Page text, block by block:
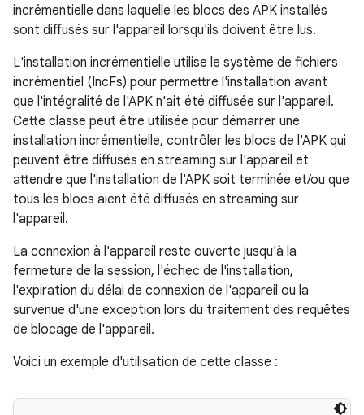
incrémentielle dans laquelle les blocs des APK installés
sont diffusés sur l'appareil lorsqu'ils doivent être lus.
L'installation incrémentielle utilise le système de fichiers
incrémentiel (IncFs) pour permettre l'installation avant
que l'intégralité de l'APK n'ait été diffusée sur l'appareil.
Cette classe peut être utilisée pour démarrer une
installation incrémentielle, contrôler les blocs de l'APK qui
peuvent être diffusés en streaming sur l'appareil et
attendre que l'installation de l'APK soit terminée et/ou que
tous les blocs aient été diffusés en streaming sur
l'appareil.
La connexion à l'appareil reste ouverte jusqu'à la
fermeture de la session, l'échec de l'installation,
l'expiration du délai de connexion de l'appareil ou la
survenue d'une exception lors du traitement des requêtes
de blocage de l'appareil.
Voici un exemple d'utilisation de cette classe :